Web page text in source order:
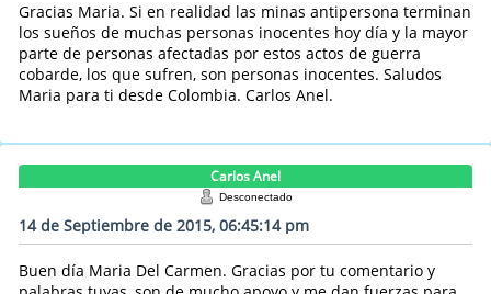
Gracias Maria. Si en realidad las minas antipersona terminan
los sueños de muchas personas inocentes hoy día y la mayor
parte de personas afectadas por estos actos de guerra
cobarde, los que sufren, son personas inocentes. Saludos
Maria para ti desde Colombia. Carlos Anel.
Carlos Anel
Desconectado
14 de Septiembre de 2015, 06:45:14 pm
Buen día Maria Del Carmen. Gracias por tu comentario y